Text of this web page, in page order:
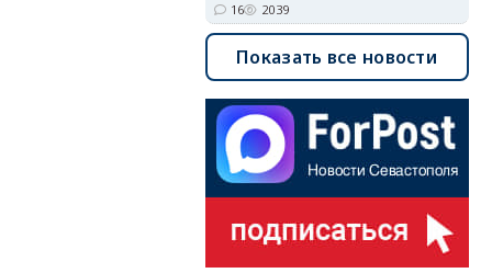
16 2039
Показать все новости